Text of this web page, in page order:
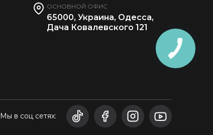
ОСНОВНОЙ ОФИС
65000, Украина, Одесса,
Дача Ковалевского 121
Мы в соц сетях: